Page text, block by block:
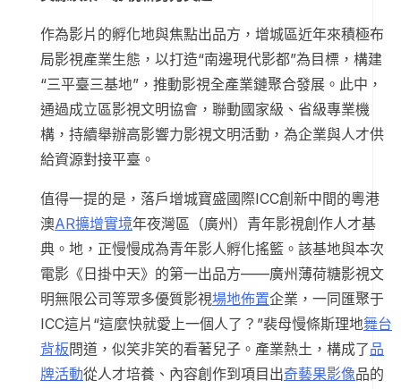
作為影片的孵化地與焦點出品方，增城區近年來積極布
局影視產業生態，以打造“南邊現代影都”為目標，構建
“三平臺三基地”，推動影視全產業鏈聚合發展。此中，
通過成立區影視文明協會，聯動國家級、省級專業機
構，持續舉辦高影響力影視文明活動，為企業與人才供
給資源對接平臺。
值得一提的是，落戶增城寶盛國際ICC創新中間的粵港
澳AR擴增實境年夜灣區（廣州）青年影視創作人才基
典。地，正慢慢成為青年影人孵化搖籃。該基地與本次
電影《日掛中天》的第一出品方——廣州薄荷糖影視文
明無限公司等眾多優質影視場地佈置企業，一同匯聚于
ICC這片“這麼快就愛上一個人了？”裴母慢條斯理地舞台
背板問道，似笑非笑的看著兒子。產業熱土，構成了品
牌活動從人才培養、內容創作到項目出奇藝果影像品的